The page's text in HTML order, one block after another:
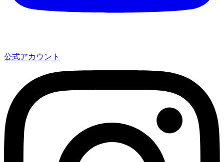
公式アカウント